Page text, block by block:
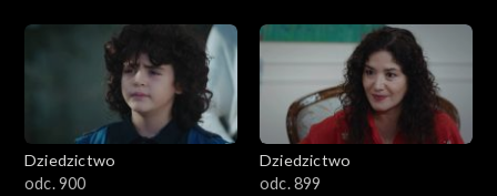
Dziedzictwo
odc. 900
Dziedzictwo
odc. 899